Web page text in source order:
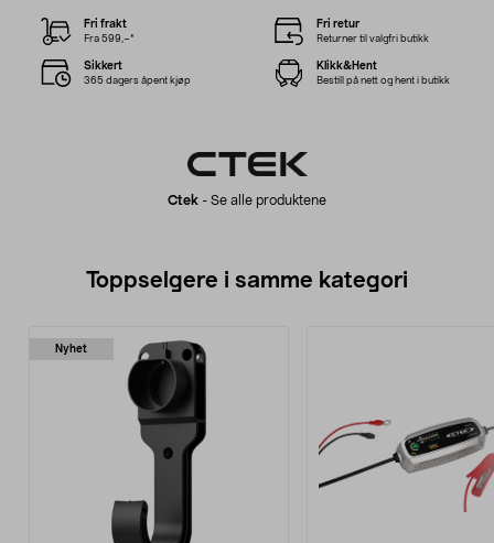
Ctek - Se alle produktene
Fri frakt
Fra 599,–*
Fri retur
Returner til valgfri butikk
Sikkert
365 dagers åpent kjøp
Klikk&Hent
Bestill på nett og hent i butikk
Toppselgere i samme kategori
Nyhet